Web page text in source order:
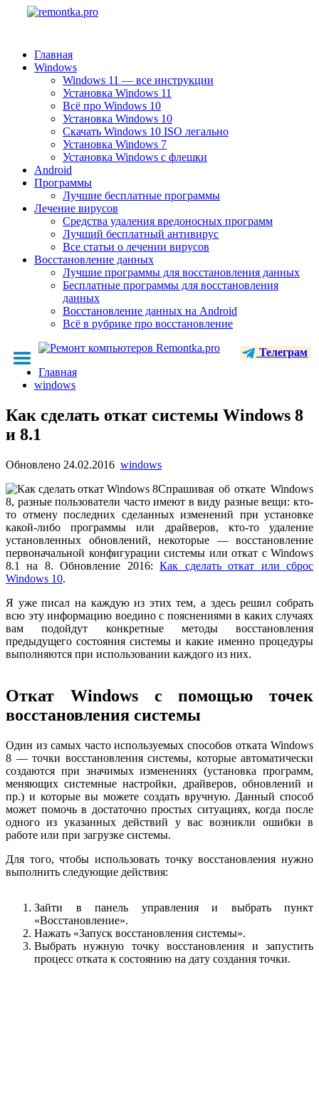
Главная
Windows
Windows 11 — все инструкции
Установка Windows 11
Всё про Windows 10
Установка Windows 10
Скачать Windows 10 ISO легально
Установка Windows 7
Установка Windows с флешки
Android
Программы
Лучшие бесплатные программы
Лечение вирусов
Средства удаления вредоносных программ
Лучший бесплатный антивирус
Все статьи о лечении вирусов
Восстановление данных
Лучшие программы для восстановления данных
Бесплатные программы для восстановления
данных
Восстановление данных на Android
Всё в рубрике про восстановление
Телеграм
Главная
windows
Как сделать откат системы Windows 8
и 8.1
Обновлено 24.02.2016 windows
Спрашивая об откате Windows
8, разные пользователи часто имеют в виду разные вещи: кто-
то отмену последних сделанных изменений при установке
какой-либо программы или драйверов, кто-то удаление
установленных обновлений, некоторые — восстановление
первоначальной конфигурации системы или откат с Windows
8.1 на 8. Обновление 2016:Как сделать откат или сброс
Windows 10.
Я уже писал на каждую из этих тем, а здесь решил собрать
всю эту информацию воедино с пояснениями в каких случаях
вам подойдут конкретные методы восстановления
предыдущего состояния системы и какие именно процедуры
выполняются при использовании каждого из них.
Откат Windows с помощью точек
восстановления системы
Один из самых часто используемых способов отката Windows
8 — точки восстановления системы, которые автоматически
создаются при значимых изменениях (установка программ,
меняющих системные настройки, драйверов, обновлений и
пр.) и которые вы можете создать вручную. Данный способ
может помочь в достаточно простых ситуациях, когда после
одного из указанных действий у вас возникли ошибки в
работе или при загрузке системы.
Для того, чтобы использовать точку восстановления нужно
выполнить следующие действия:
Зайти в панель управления и выбрать пункт
«Восстановление».
Нажать «Запуск восстановления системы».
Выбрать нужную точку восстановления и запустить
процесс отката к состоянию на дату создания точки.